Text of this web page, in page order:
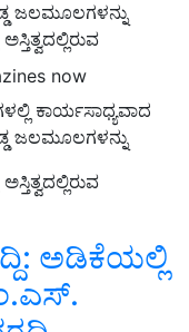
now
ಜಲಮೂಲಗಳನ್ನು
ಕಾರ್ಯಸಾಧ್ಯವಾದ
ಜಲಮೂಲಗಳನ್ನು
ಅಡಿಕೆಯಲ್ಲಿ